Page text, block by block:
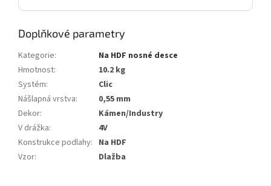
Doplňkové parametry
Kategorie:
Na HDF nosné desce
Hmotnost:
10.2 kg
Systém:
Clic
Nášlapná vrstva:
0,55 mm
Dekor:
Kámen/Industry
V drážka:
4V
Konstrukce podlahy: Na HDF
Vzor: Dlažba